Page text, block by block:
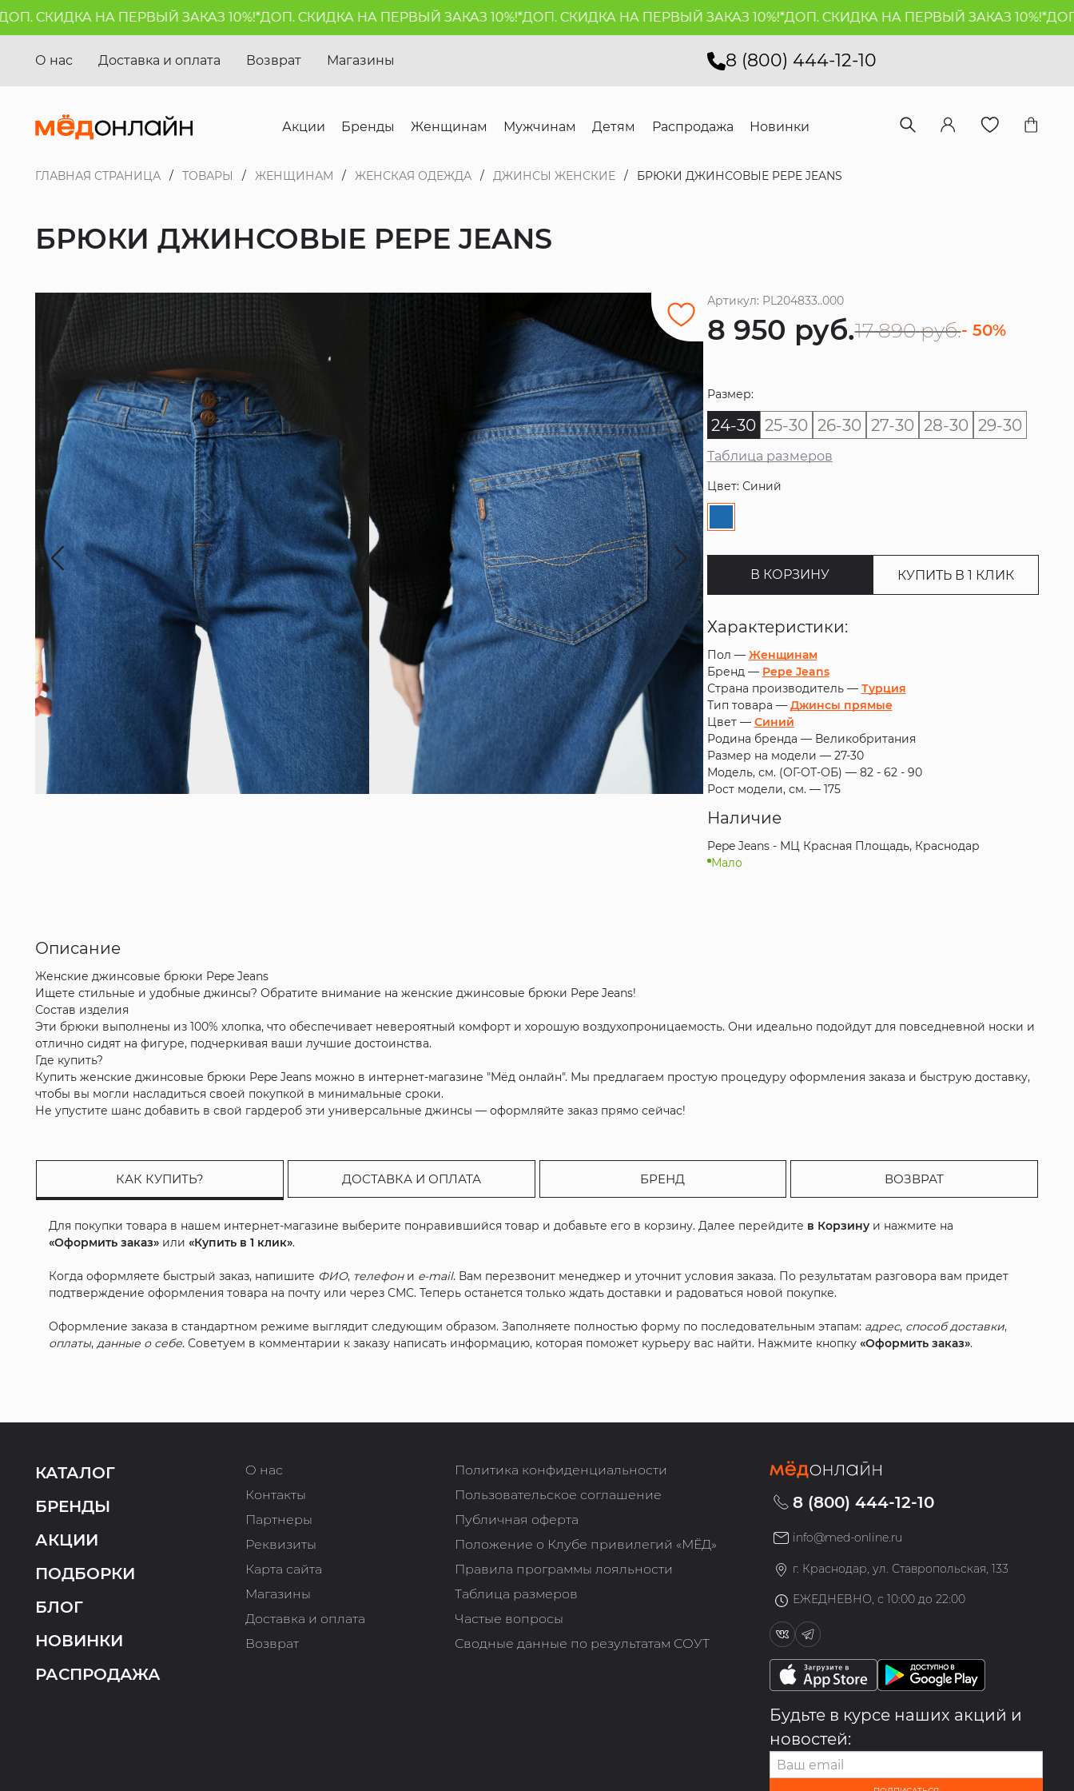
СКИДКА НА ПЕРВЫЙ ЗАКАЗ 10%!*ДОП. СКИДКА НА ПЕРВЫЙ ЗАКАЗ 10%!*ДОП. СКИДКА НА ПЕРВЫЙ ЗАКАЗ 10%!*ДОП. СКИДКА НА ПЕРВЫЙ ЗАКАЗ 10%!*ДОП.
8 (800) 444-12-10
О нас Доставка и оплата Возврат Магазины
Акции Бренды Женщинам Мужчинам Детям Распродажа Новинки
ГЛАВНАЯ СТРАНИЦА ТОВАРЫ ЖЕНЩИНАМ ЖЕНСКАЯ ОДЕЖДА ДЖИНСЫ ЖЕНСКИЕ БРЮКИ ДЖИНСОВЫЕ PEPE JEANS
БРЮКИ ДЖИНСОВЫЕ PEPE JEANS
Артикул: PL204833..000
8 950 руб.17 890 руб.- 50%
Размер:
24-30 25-30 26-30 27-30 28-30 29-30
Таблица размеров
Цвет: Синий
В КОРЗИНУ КУПИТЬ В 1 КЛИК
Характеристики:
Пол — Женщинам
Бренд — Pepe Jeans
Страна производитель — Турция
Тип товара — Джинсы прямые
Цвет — Синий
Родина бренда — Великобритания
Размер на модели — 27-30
Модель, см. (ОГ-ОТ-ОБ) — 82 - 62 - 90
Рост модели, см. — 175
Наличие
Pepe Jeans - МЦ Красная Площадь, Краснодар
Мало
Описание
Женские джинсовые брюки Pepe Jeans
Ищете стильные и удобные джинсы? Обратите внимание на женские джинсовые брюки Pepe Jeans!
Состав изделия
Эти брюки выполнены из 100% хлопка, что обеспечивает невероятный комфорт и хорошую воздухопроницаемость. Они идеально подойдут для повседневной носки и
отлично сидят на фигуре, подчеркивая ваши лучшие достоинства.
Где купить?
Купить женские джинсовые брюки Pepe Jeans можно в интернет-магазине "Мёд онлайн". Мы предлагаем простую процедуру оформления заказа и быструю доставку,
чтобы вы могли насладиться своей покупкой в минимальные сроки.
Не упустите шанс добавить в свой гардероб эти универсальные джинсы — оформляйте заказ прямо сейчас!
КАК КУПИТЬ? ДОСТАВКА И ОПЛАТА БРЕНД ВОЗВРАТ
Для покупки товара в нашем интернет-магазине выберите понравившийся товар и добавьте его в корзину. Далее перейдите в Корзину и нажмите на
«Оформить заказ» или«Купить в 1 клик».
Когда оформляете быстрый заказ, напишите ФИО, телефони e-mail. Вам перезвонит менеджер и уточнит условия заказа. По результатам разговора вам придет
подтверждение оформления товара на почту или через СМС. Теперь останется только ждать доставки и радоваться новой покупке.
Оформление заказа в стандартном режиме выглядит следующим образом. Заполняете полностью форму по последовательным этапам: адрес, способ доставки,
оплаты,данные о себе. Советуем в комментарии к заказу написать информацию, которая поможет курьеру вас найти. Нажмите кнопку«Оформить заказ».
КАТАЛОГ
БРЕНДЫ
АКЦИИ
ПОДБОРКИ
БЛОГ
НОВИНКИ
РАСПРОДАЖА
О нас
Контакты
Партнеры
Реквизиты
Карта сайта
Магазины
Доставка и оплата
Возврат
Политика конфиденциальности
Пользовательское соглашение
Публичная оферта
Положение о Клубе привилегий «МЁД»
Правила программы лояльности
Таблица размеров
Частые вопросы
Сводные данные по результатам СОУТ
8 (800) 444-12-10
info@med-online.ru
г. Краснодар, ул. Ставропольская, 133
ЕЖЕДНЕВНО, с 10:00 до 22:00
Будьте в курсе наших акций и
новостей: